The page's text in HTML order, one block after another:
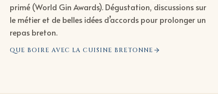
primé (World Gin Awards). Dégustation, discussions sur
le métier et de belles idées d’accords pour prolonger un
repas breton.
QUE BOIRE AVEC LA CUISINE BRETONNE